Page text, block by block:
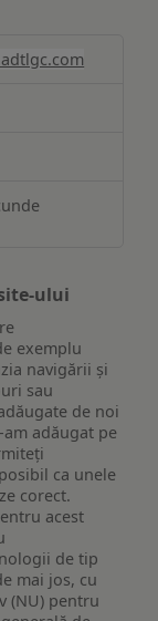
ului
exemplu
navigării și
sau
de noi
adăugat pe
ca unele
corect.
acest
de tip
mai jos, cu
(NU) pentru